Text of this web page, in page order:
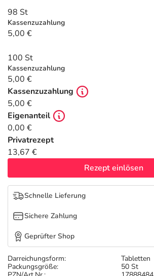
Tierapotheke
Vitamine & Mineralstoffe
Marken
Salus Deals
Darreichungsform:
Tabletten
Packungsgröße:
50 St
98 St
Kassenzuzahlung
5,00 €
100 St
Kassenzuzahlung
5,00 €
Kassenzuzahlung
5,00 €
Eigenanteil
0,00 €
Privatrezept
13,67 €
Rezept einlösen
Schnelle Lieferung
Sichere Zahlung
Geprüfter Shop